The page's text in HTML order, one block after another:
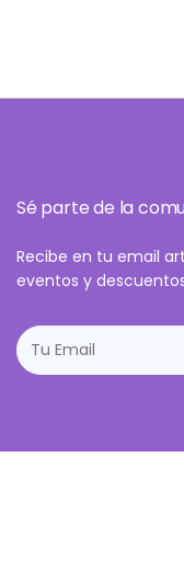
Sé parte de la
Recibe en tu email
eventos y